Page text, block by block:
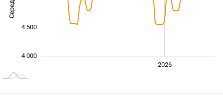
4 000
4 500
2026